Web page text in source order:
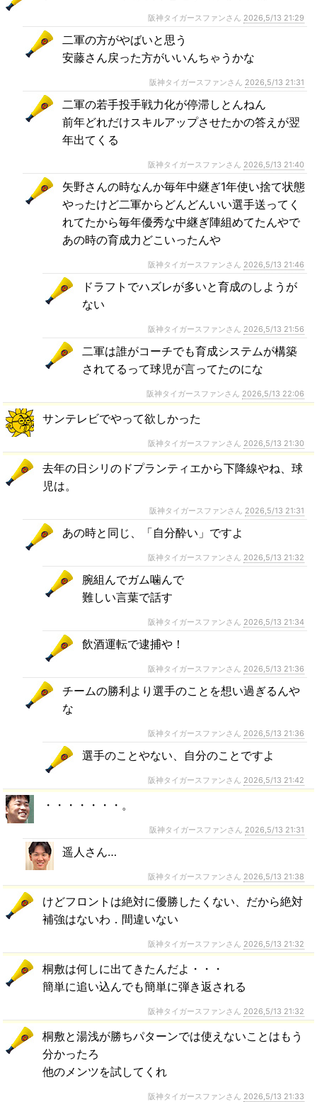
阪神タイガースファンさん 2026,5/13 21:29
二軍の方がやばいと思う
安藤さん戻った方がいいんちゃうかな
阪神タイガースファンさん 2026,5/13 21:31
二軍の若手投手戦力化が停滞しとんねん
前年どれだけスキルアップさせたかの答えが翌
年出てくる
阪神タイガースファンさん 2026,5/13 21:40
矢野さんの時なんか毎年中継ぎ1年使い捨て状態
やったけど二軍からどんどんいい選手送ってく
れてたから毎年優秀な中継ぎ陣組めてたんやで
あの時の育成力どこいったんや
阪神タイガースファンさん 2026,5/13 21:46
ドラフトでハズレが多いと育成のしようが
ない
阪神タイガースファンさん 2026,5/13 21:56
二軍は誰がコーチでも育成システムが構築
されてるって球児が言ってたのにな
阪神タイガースファンさん 2026,5/13 22:06
サンテレビでやって欲しかった
阪神タイガースファンさん 2026,5/13 21:30
去年の日シリのドプランティエから下降線やね、球
児は。
阪神タイガースファンさん 2026,5/13 21:31
あの時と同じ、「自分酔い」ですよ
阪神タイガースファンさん 2026,5/13 21:32
腕組んでガム噛んで
難しい言葉で話す
阪神タイガースファンさん 2026,5/13 21:34
飲酒運転で逮捕や！
阪神タイガースファンさん 2026,5/13 21:36
チームの勝利より選手のことを想い過ぎるんや
な
阪神タイガースファンさん 2026,5/13 21:36
選手のことやない、自分のことですよ
阪神タイガースファンさん 2026,5/13 21:42
・・・・・・・。
阪神タイガースファンさん 2026,5/13 21:31
遥人さん…
阪神タイガースファンさん 2026,5/13 21:38
けどフロントは絶対に優勝したくない、だから絶対
補強はないわ．間違いない
阪神タイガースファンさん 2026,5/13 21:32
桐敷は何しに出てきたんだよ・・・
簡単に追い込んでも簡単に弾き返される
阪神タイガースファンさん 2026,5/13 21:32
桐敷と湯浅が勝ちパターンでは使えないことはもう
分かったろ
他のメンツを試してくれ
阪神タイガースファンさん 2026,5/13 21:33